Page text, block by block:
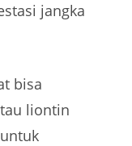
jangka
bisa
liontin